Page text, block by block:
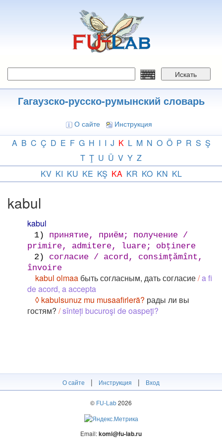
Искать
Гагаузско-русско-румынский словарь
О сайте Инструкция
A B C Ç D E F G H I I J K L M N O Ö P R S Ş
T Ţ U Ü V Y Z
KV KI KU KE KŞ KA KR KO KN KL
kabul
kabul
1)
принятие, приём; получение /
primire, admitere, luare; obţinere
2)
согласие / acord, consimţămînt,
învoire
kabul olmaa быть согласным, дать согласие/a fi
de acord, a accepta
◊ kabulsunuz mu musaafirlerä? рады ли вы
гостям? /sînteți bucuroşi de oaspeţi?
О сайте | Инструкция | Вход
© FU-Lab2026
Email:komi@fu-lab.ru